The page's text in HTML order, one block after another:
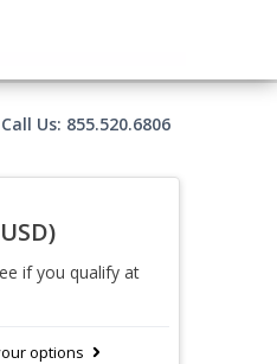
Call Us: 855.520.6806
if you qualify at
options